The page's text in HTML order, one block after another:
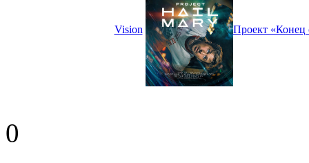
Vision Проект «Конец
0